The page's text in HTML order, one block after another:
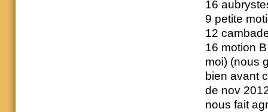
16
9 petite
12
16 motion
moi) (nous
bien avant
de nov
nous fait